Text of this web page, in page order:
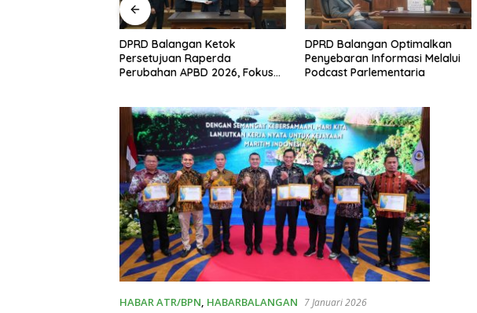
APBD 2026, Fokus
DPRD Balangan Optimalkan
Penyebaran Informasi Melalui
Podcast Parlementaria
Pengukuran Terjadwal Beri
Kepastian Waktu Layanan
Pertanahan Masyarakat
HABAR ATR/BPN, HABARBALANGAN 7 Januari 2026